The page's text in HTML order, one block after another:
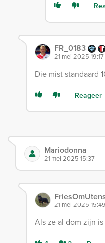
FR_0183
21 mei 2025 19:17
Die mist standaard
Reageer
Mariodonna
21 mei 2025 15:37
FriesOmUtens
21 mei 2025 15:49
Als ze al dom zijn